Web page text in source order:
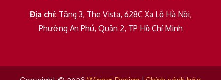
Địa chỉ: Tầng 3, The Vista, 628C Xa Lộ Hà Nội,
Phường An Phú, Quận 2, TP Hồ Chí Minh